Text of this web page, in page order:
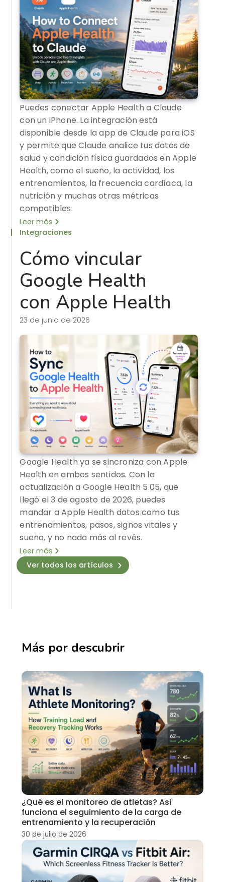
Puedes conectar Apple Health a Claude
con un iPhone. La integración está
disponible desde la app de Claude para iOS
y permite que Claude analice tus datos de
salud y condición física guardados en Apple
Health, como el sueño, la actividad, los
entrenamientos, la frecuencia cardíaca, la
nutrición y muchas otras métricas
compatibles.
Leer más
Integraciones
Cómo vincular
Google Health
con Apple Health
23 de junio de 2026
Google Health ya se sincroniza con Apple
Health en ambos sentidos. Con la
actualización a Google Health 5.05, que
llegó el 3 de agosto de 2026, puedes
mandar a Apple Health datos como tus
entrenamientos, pasos, signos vitales y
sueño, y no nada más al revés.
Leer más
Ver todos los artículos
Más por descubrir
¿Qué es el monitoreo de atletas? Así
funciona el seguimiento de la carga de
entrenamiento y la recuperación
30 de julio de 2026